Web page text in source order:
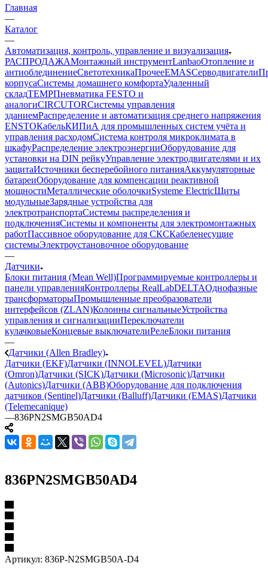
Главная
—
Каталог
—
Автоматизация, контроль, управление и визуализация
РАСПРОДАЖАМонтажный инструментLanbaoОтопление и
антиоблединениеСветотехникаПрочееEMASCерводвигатели
корпусаСистемы домашнего комфортаУдаленный
складTEMPПневматика FESTO и
аналогиCIRCUTORСистемы управления
зданиемРаспределение и автоматизация среднего напряжения
ENSTOКабельКИПиА для промышленных систем учёта и
управления расходомСистема контроля микроклимата в
шкафуРаспределение электроэнергииОборудование для
установки на DIN рейкуУправление электродвигателями и их
защитаИсточники бесперебойного питанияАккумуляторные
батареиОборудование для компенсации реактивной
мощностиМеталлические оболочкиSysteme ElectricЩиты
модульныеЗарядные устройства для
электротранспортаСистемы распределения и
подключенияСистемы и компоненты для электромонтажных
работПассивное оборудование для СКСКабеленесущие
системыЭлектроустановочное оборудование
—
Датчики
Блоки питания (Mean Well)Программируемые контроллеры и
панели управленияКонтроллеры RealLabDELTAОднофазные
трансформаторыПромышленные преобразователи
интерфейсов (ZLAN)Колонны сигнальныеУстройства
управления и сигнализацииПереключатели
кулачковыеКонцевые выключателиРелеБлоки питания
—
Датчики (Allen Bradley)
Датчики (EKF)Датчики (INNOLEVEL)Датчики
(Omron)Датчики (SICK)Датчики (Microsonic)Датчики
(Autonics)Датчики (ABB)Оборудование для подключения
датчиков (Sentinel)Датчики (Balluff)Датчики (EMAS)Датчики
(Telemecanique)
—836PN2SMGB50AD4
836PN2SMGB50AD4
Артикул: 836P-N2SMGB50A-D4